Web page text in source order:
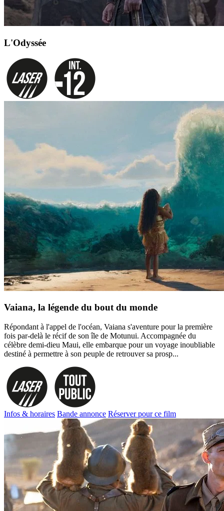
L'Odyssée
Vaiana, la légende du bout du monde
Répondant à l'appel de l'océan, Vaiana s'aventure pour la première
fois par-delà le récif de son île de Motunui. Accompagnée du
célèbre demi-dieu Maui, elle embarque pour un voyage inoubliable
destiné à permettre à son peuple de retrouver sa prosp...
Infos & horaires Bande annonce Réserver pour ce film